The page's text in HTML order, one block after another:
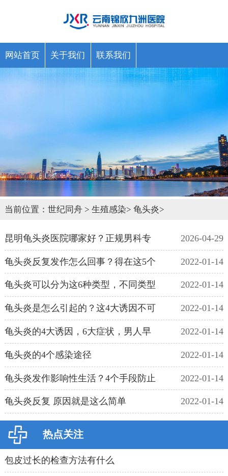
网站首页 关于我们 联系我们
当前位置： 世纪同舟> 生殖感染> 龟头炎>
昆明龟头炎医院哪家好？正规男科专 2026-04-29
龟头炎反复发作怎么回事？得在这5个 2022-01-14
龟头炎可以分为这6种类型，不同类型 2022-01-14
龟头炎是怎么引起的？这4大诱因不可 2022-01-14
龟头炎的4大诱因，6大症状，男人早 2022-01-14
龟头炎的4个感染途径 2022-01-14
龟头炎发作影响性生活？4个手段防止 2022-01-14
龟头炎反复 原因就是这么简单 2022-01-14
热点关注
包皮过长的检查方法有什么